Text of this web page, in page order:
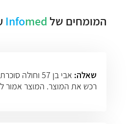
המומחים של Infomed
שאלה:
רכש את המוצר. המוצר אמור